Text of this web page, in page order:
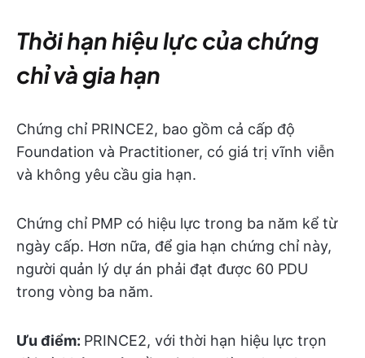
Thời hạn hiệu lực của chứng
chỉ và gia hạn
Chứng chỉ PRINCE2, bao gồm cả cấp độ
Foundation và Practitioner, có giá trị vĩnh viễn
và không yêu cầu gia hạn.
Chứng chỉ PMP có hiệu lực trong ba năm kể từ
ngày cấp. Hơn nữa, để gia hạn chứng chỉ này,
người quản lý dự án phải đạt được 60 PDU
trong vòng ba năm.
Ưu điểm: PRINCE2, với thời hạn hiệu lực trọn